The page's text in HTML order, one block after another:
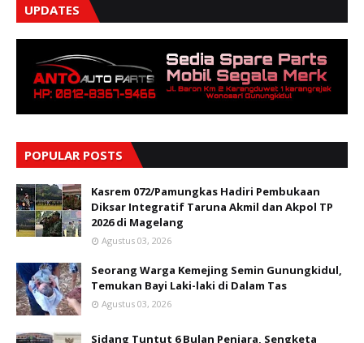
UPDATES
POPULAR POSTS
Kasrem 072/Pamungkas Hadiri Pembukaan
Diksar Integratif Taruna Akmil dan Akpol TP
2026 di Magelang
Agustus 03, 2026
Seorang Warga Kemejing Semin Gunungkidul,
Temukan Bayi Laki-laki di Dalam Tas
Agustus 03, 2026
Sidang Tuntut 6 Bulan Penjara, Sengketa